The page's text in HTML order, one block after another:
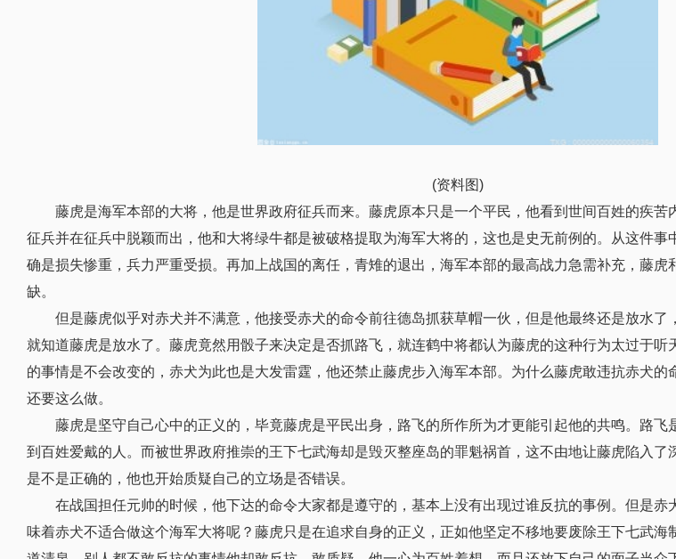
(资料图)
藤虎是海军本部的大将，他是世界政府征兵而来。藤虎原本只是一个平民，他看到世间百姓的疾苦
征兵并在征兵中脱颖而出，他和大将绿牛都是被破格提取为海军大将的，这也是史无前例的。从这件事
确是损失惨重，兵力严重受损。再加上战国的离任，青雉的退出，海军本部的最高战力急需补充，藤虎
缺。
但是藤虎似乎对赤犬并不满意，他接受赤犬的命令前往德岛抓获草帽一伙，但是他最终还是放水了
就知道藤虎是放水了。藤虎竟然用骰子来决定是否抓路飞，就连鹤中将都认为藤虎的这种行为太过于听
的事情是不会改变的，赤犬为此也是大发雷霆，他还禁止藤虎步入海军本部。为什么藤虎敢违抗赤犬的
还要这么做。
藤虎是坚守自己心中的正义的，毕竟藤虎是平民出身，路飞的所作所为才更能引起他的共鸣。路飞
到百姓爱戴的人。而被世界政府推崇的王下七武海却是毁灭整座岛的罪魁祸首，这不由地让藤虎陷入了
是不是正确的，他也开始质疑自己的立场是否错误。
在战国担任元帅的时候，他下达的命令大家都是遵守的，基本上没有出现过谁反抗的事例。但是赤
味着赤犬不适合做这个海军大将呢？藤虎只是在追求自身的正义，正如他坚定不移地要废除王下七武海